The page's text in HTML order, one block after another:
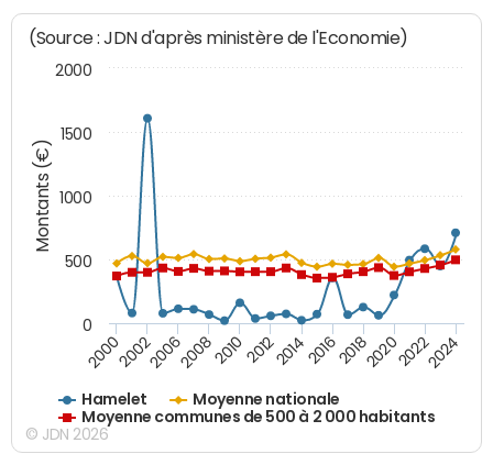
Montants (€)
(Source : JDN d'après ministère de l'Economie)
Hamelet
Moyenne nationale
Moyenne communes de 500 à 2 000 habitants
200020022006200820102012201420162018202020222024
0
500
1000
1500
2000
© JDN 2026